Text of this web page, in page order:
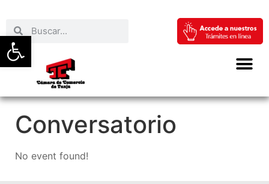
Abrir barra de herramientas
Conversatorio
No event found!